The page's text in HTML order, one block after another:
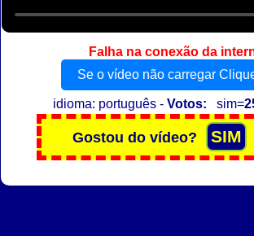
Falha na conexão da
Se o vídeo não carregar
idioma: português - Votos: sim=